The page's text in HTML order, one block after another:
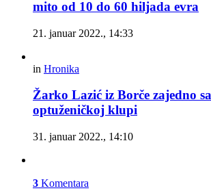
mito od 10 do 60 hiljada evra
21. januar 2022., 14:33
in Hronika
Žarko Lazić iz Borče zajedno
optuženičkoj klupi
31. januar 2022., 14:10
3 Komentara